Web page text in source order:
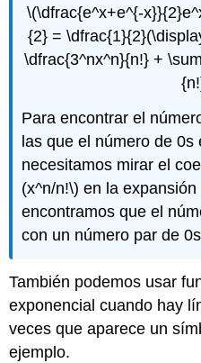
\(\dfrac{e^x+e^{-
{2} =
\dfrac{3^nx^n}{n!} +
Para encontrar el
las que el número de 0s
necesitamos mirar el
(x^n/n!\) en la
encontramos que el
con un número par de
También podemos usar
exponencial cuando hay
veces que aparece un
ejemplo.